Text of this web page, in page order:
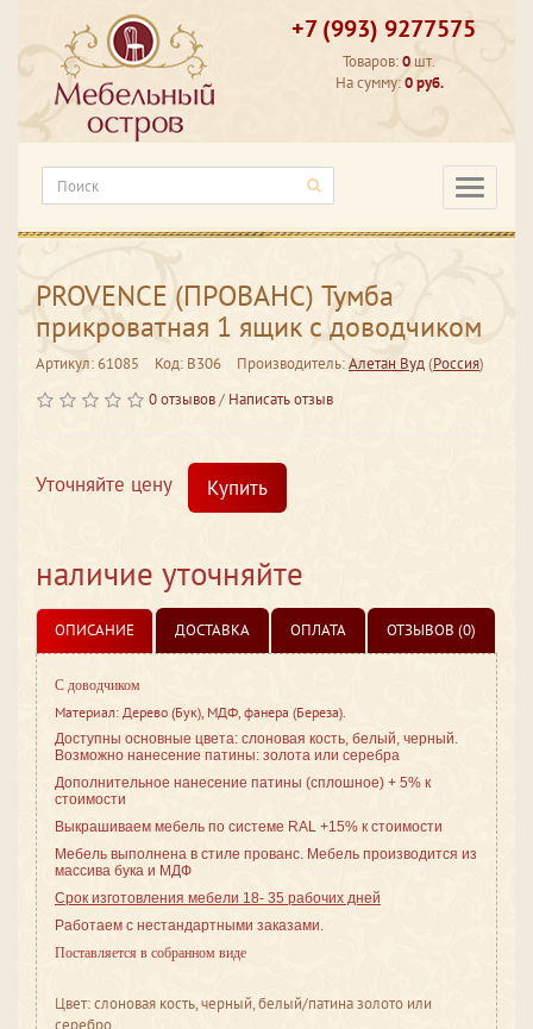
+7 (993) 9277575
Товаров:0 шт.
На сумму:0 руб.
PROVENCE (ПРОВАНС) Тумба
прикроватная 1 ящик с доводчиком
Артикул: 61085 Код: В306 Производитель:Алетан Вуд(Россия)
0 отзывов/ Написать отзыв
Уточняйте цену Купить
наличие уточняйте
ОПИСАНИЕ ДОСТАВКА ОПЛАТА ОТЗЫВОВ (0)
С доводчиком
Материал: Дерево (Бук), МДФ, фанера (Береза).
Доступны основные цвета: слоновая кость, белый, черный.
Возможно нанесение патины: золота или серебра
Дополнительное нанесение патины (сплошное) + 5% к
стоимости
Выкрашиваем мебель по системе RAL +15% к стоимости
Мебель выполнена в стиле прованс. Мебель производится из
массива бука и МДФ
Срок изготовления мебели 18- 35 рабочих дней
Работаем с нестандартными заказами.
Поставляется в собранном виде
Цвет: слоновая кость, черный, белый/патина золото или
серебро